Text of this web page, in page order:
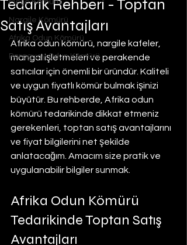
Nargile Kömürü
Afrika Odun Kömürü
Paraguay Odun Kömürü
Tedarik Rehberi - Toptan
Satış Avantajları
Afrika odun kömürü, nargile kafeler,
mangal işletmeleri ve perakende
satıcılar için önemli bir üründür. Kaliteli
ve uygun fiyatlı kömür bulmak işinizi
büyütür. Bu rehberde, Afrika odun
kömürü tedarikinde dikkat etmeniz
gerekenleri, toptan satış avantajlarını
ve fiyat bilgilerini net şekilde
anlatacağım. Amacım size pratik ve
uygulanabilir bilgiler sunmak.
Afrika Odun Kömürü
Tedarikinde Toptan Satış
Avantajları